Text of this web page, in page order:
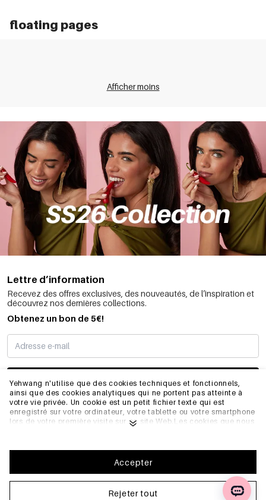
Yehwang n'utilise que des cookies techniques et fonctionnels,
ainsi que des cookies analytiques qui ne portent pas atteinte à
votre vie privée. Un cookie est un petit fichier texte qui est
enregistré sur votre ordinateur, votre tablette ou votre smartphone
lors de votre première visite sur ce site Web.Les cookies que nous
fonctionner correctement et de se souvenir, par exemple, de vos
préférences. Ils nous permettent également d'optimiser notre site
web.Pour vous assurer une bonne expérience de navigation et
d'achat sur Yehwang, nous vous recommandons d'accepter notre
désinscrire des cookies en ajustant les paramètres de votre
Rejeter tout
Accepter
floating pages
Afficher moins
Lettre d’information
Recevez des offres exclusives, des nouveautés, de l’inspiration et
découvrez nos dernières collections.
Obtenez un bon de 5€!
JE M’INSCRIS
INFORMATIONS